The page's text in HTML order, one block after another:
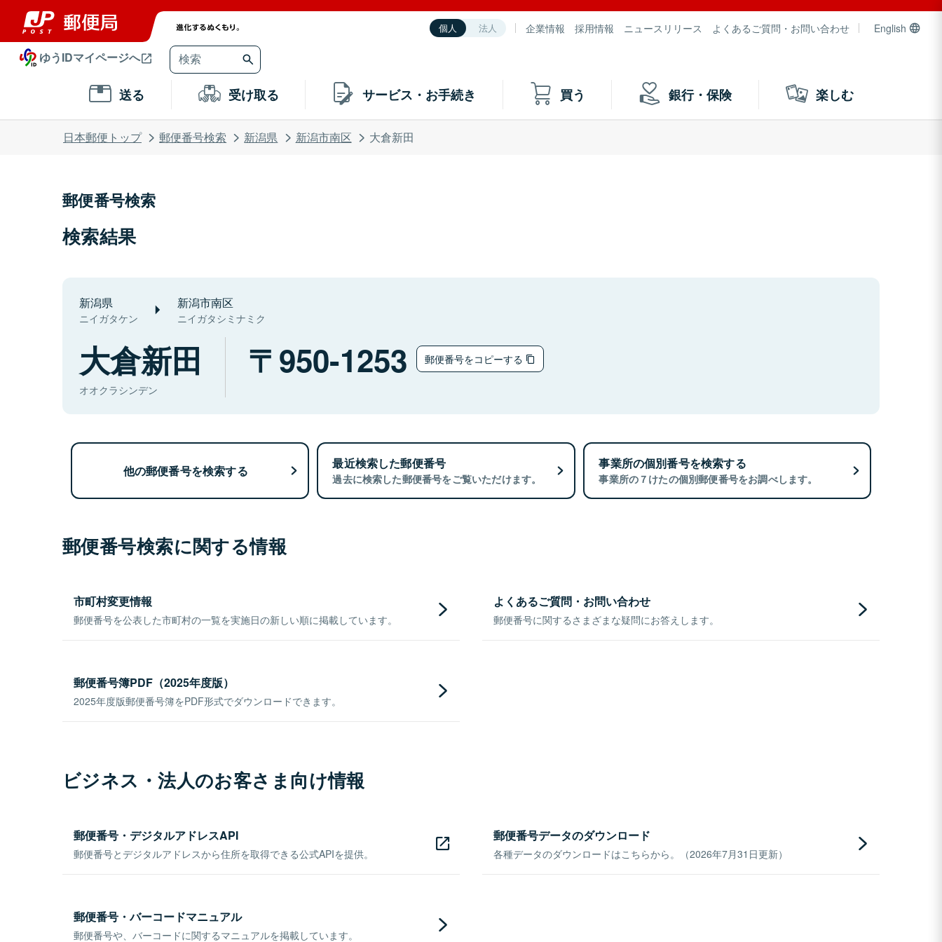
個人 法人 企業情報 採用情報 ニュースリリース よくあるご質問・お問い合わせ English
ゆうIDマイページへ
送る 受け取る サービス・お手続き 買う 銀行・保険 楽しむ
日本郵便トップ 郵便番号検索 新潟県 新潟市南区 大倉新田
郵便番号検索
検索結果
新潟県
ニイガタケン
新潟市南区
ニイガタシミナミク
大倉新田
オオクラシンデン
950-1253 郵便番号をコピーする
他の郵便番号を検索する 最近検索した郵便番号
過去に検索した郵便番号をご覧いただけます。
事業所の個別番号を検索する
事業所の７けたの個別郵便番号をお調べします。
郵便番号検索に関する情報
市町村変更情報
郵便番号を公表した市町村の一覧を実施日の新しい順に掲載しています。
よくあるご質問・お問い合わせ
郵便番号に関するさまざまな疑問にお答えします。
郵便番号簿PDF（2025年度版）
2025年度版郵便番号簿をPDF形式でダウンロードできます。
ビジネス・法人のお客さま向け情報
郵便番号・デジタルアドレスAPI
郵便番号とデジタルアドレスから住所を取得できる公式APIを提供。
郵便番号データのダウンロード
各種データのダウンロードはこちらから。（2026年7月31日更新）
郵便番号・バーコードマニュアル
郵便番号や、バーコードに関するマニュアルを掲載しています。